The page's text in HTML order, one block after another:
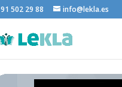
91 502 29 88 info@lekla.es